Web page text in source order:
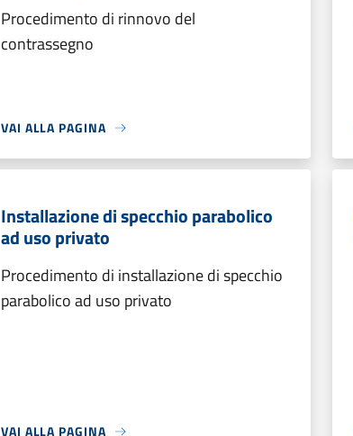
Procedimento di rinnovo del
contrassegno
VAI ALLA PAGINA
Installazione di specchio parabolico
ad uso privato
Procedimento di installazione di specchio
parabolico ad uso privato
VAI ALLA PAGINA